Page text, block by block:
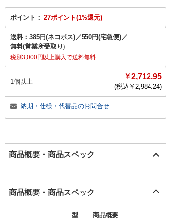
ポイント： 27ポイント(1%還元)
送料： 385円(ネコポス)／550円(宅急便)／
無料(営業所受取り)
税別3,000円以上購入で送料無料
1個以上
￥2,712.95
(税込￥ 2,984.24)
納期・仕様・代替品のお問合せ
商品概要・商品スペック
商品概要・商品スペック
型 商品概要